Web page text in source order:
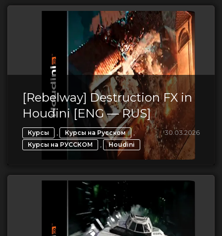
[Rebelway] Destruction FX in
Houdini [ENG — RUS]
Курсы , Курсы на Русском ,
Курсы на РУССКОМ , Houdini
30.03.2026